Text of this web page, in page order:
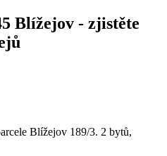
Blížejov - zjistěte
Blížejov 189/3. 2 bytů,